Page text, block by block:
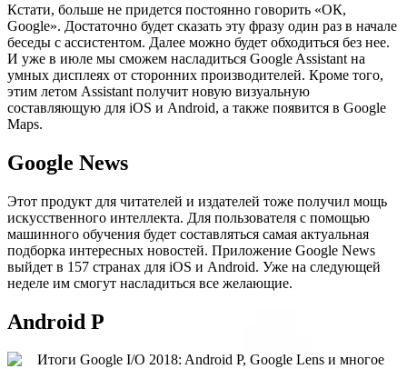
Кстати, больше не придется постоянно говорить «ОК,
Google». Достаточно будет сказать эту фразу один раз в начале
беседы с ассистентом. Далее можно будет обходиться без нее.
И уже в июле мы сможем насладиться Google Assistant на
умных дисплеях от сторонних производителей. Кроме того,
этим летом Assistant получит новую визуальную
составляющую для iOS и Android, а также появится в Google
Maps.
Google News
Этот продукт для читателей и издателей тоже получил мощь
искусственного интеллекта. Для пользователя с помощью
машинного обучения будет составляться самая актуальная
подборка интересных новостей. Приложение Google News
выйдет в 157 странах для iOS и Android. Уже на следующей
неделе им смогут насладиться все желающие.
Android P